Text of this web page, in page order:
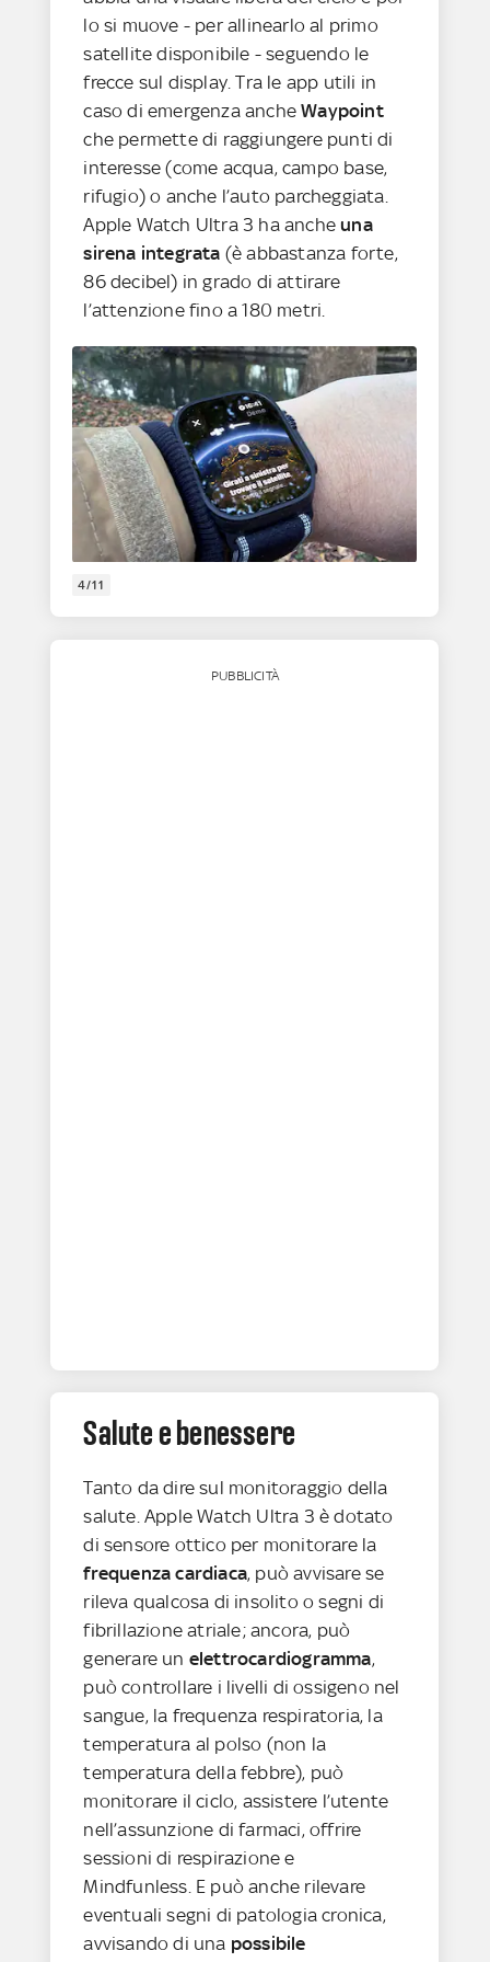
lo si muove - per allinearlo al primo
satellite disponibile - seguendo le
frecce sul display. Tra le app utili in
caso di emergenza ancheWaypoint
che permette di raggiungere punti di
interesse (come acqua, campo base,
rifugio) o anche l’auto parcheggiata.
Apple Watch Ultra 3 ha ancheuna
sirena integrata (è abbastanza forte,
86 decibel) in grado di attirare
l’attenzione fino a 180 metri.
4/11
PUBBLICITÀ
Salute e benessere
Tanto da dire sul monitoraggio della
salute. Apple Watch Ultra 3 è dotato
di sensore ottico per monitorare la
frequenza cardiaca, può avvisare se
rileva qualcosa di insolito o segni di
fibrillazione atriale; ancora, può
generare un elettrocardiogramma,
può controllare i livelli di ossigeno nel
sangue, la frequenza respiratoria, la
temperatura al polso (non la
temperatura della febbre), può
monitorare il ciclo, assistere l’utente
nell’assunzione di farmaci, offrire
sessioni di respirazione e
Mindfunless. E può anche rilevare
eventuali segni di patologia cronica,
avvisando di una possibile